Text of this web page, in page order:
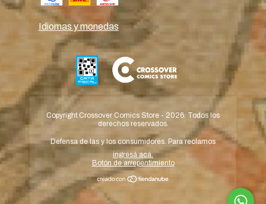
Idiomas y monedas
Copyright Crossover Comics Store - 2026. Todos los
derechos reservados.
Defensa de las y los consumidores. Para reclamos
ingresá acá.
Botón de arrepentimiento